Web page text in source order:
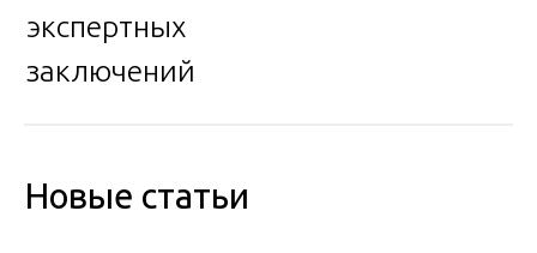
экспертных
заключений
Новые статьи